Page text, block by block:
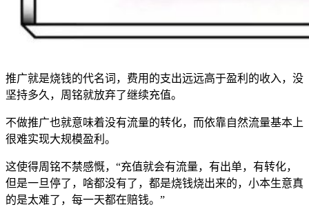
推广就是烧钱的代名词，费用的支出远远高于盈利的收入，没
坚持多久，周铭就放弃了继续充值。
不做推广也就意味着没有流量的转化，而依靠自然流量基本上
很难实现大规模盈利。
这使得周铭不禁感慨，“充值就会有流量，有出单，有转化，
但是一旦停了，啥都没有了，都是烧钱烧出来的，小本生意真
的是太难了，每一天都在赔钱。”